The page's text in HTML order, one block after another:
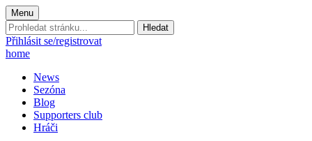
Menu
Prohledat
stránku:
Přihlásit se/registrovat
home
News
Sezóna
Blog
Supporters club
Hráči